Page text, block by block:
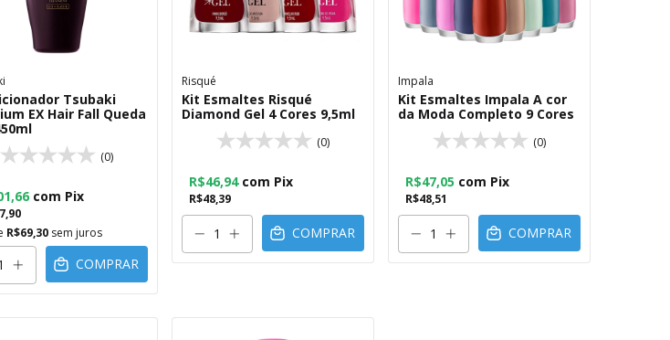
Tsubaki
EX Hair Fall Queda
(0)
com Pix
R$69,30 sem juros
COMPRAR
Risqué
Kit Esmaltes Risqué
Diamond Gel 4 Cores 9,5ml
(0)
R$48,39
R$46,94 com Pix
COMPRAR
Impala
Kit Esmaltes Impala A cor
da Moda Completo 9 Cores
(0)
R$48,51
R$47,05 com Pix
COMPRAR